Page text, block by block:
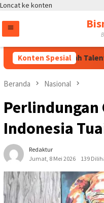
Loncat ke konten
Konten Spesial
Wakapolri: Jadilah Talenta
Beranda Nasional
Perlindungan
Indonesia
Redaktur
Jumat, 8 Mei 2026
139